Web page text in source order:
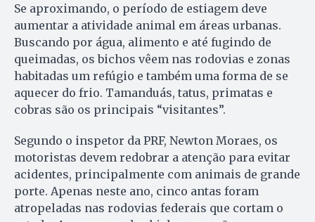
Se aproximando, o período de estiagem deve
aumentar a atividade animal em áreas urbanas.
Buscando por água, alimento e até fugindo de
queimadas, os bichos vêem nas rodovias e zonas
habitadas um refúgio e também uma forma de se
aquecer do frio. Tamanduás, tatus, primatas e
cobras são os principais “visitantes”.
Segundo o inspetor da PRF, Newton Moraes, os
motoristas devem redobrar a atenção para evitar
acidentes, principalmente com animais de grande
porte. Apenas neste ano, cinco antas foram
atropeladas nas rodovias federais que cortam o